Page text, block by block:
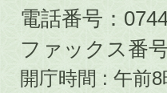
電話番号：
ファックス番
開庁時間 : 午前